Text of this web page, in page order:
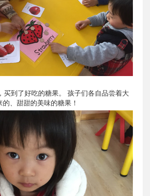
到了好吃的糖果。 孩子们各自品尝着大
、甜甜的美味的糖果！